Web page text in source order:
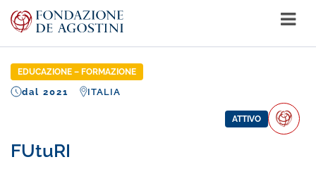
EDUCAZIONE – FORMAZIONE
dal 2021 ITALIA
ATTIVO
FUtuRI